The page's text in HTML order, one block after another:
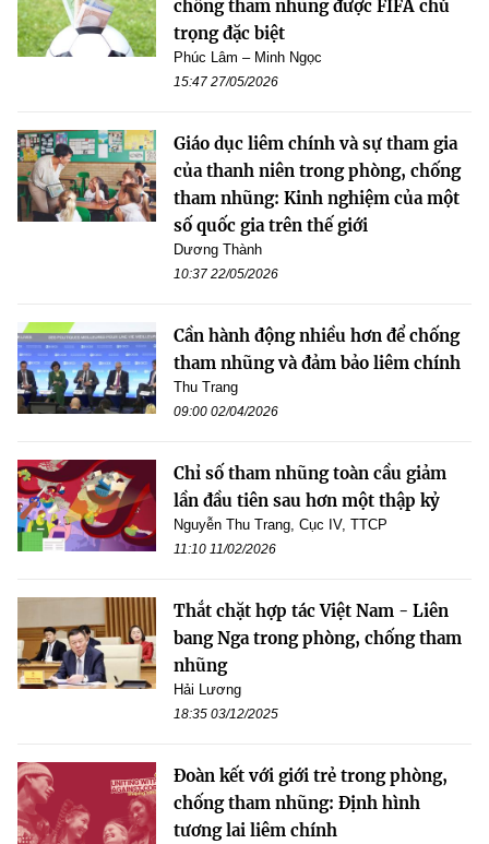
chống tham nhũng được FIFA chú
trọng đặc biệt
Phúc Lâm – Minh Ngọc
15:47 27/05/2026
Giáo dục liêm chính và sự tham gia
của thanh niên trong phòng, chống
tham nhũng: Kinh nghiệm của một
số quốc gia trên thế giới
Dương Thành
10:37 22/05/2026
Cần hành động nhiều hơn để chống
tham nhũng và đảm bảo liêm chính
Thu Trang
09:00 02/04/2026
Chỉ số tham nhũng toàn cầu giảm
lần đầu tiên sau hơn một thập kỷ
Nguyễn Thu Trang, Cục IV, TTCP
11:10 11/02/2026
Thắt chặt hợp tác Việt Nam - Liên
bang Nga trong phòng, chống tham
nhũng
Hải Lương
18:35 03/12/2025
Đoàn kết với giới trẻ trong phòng,
chống tham nhũng: Định hình
tương lai liêm chính